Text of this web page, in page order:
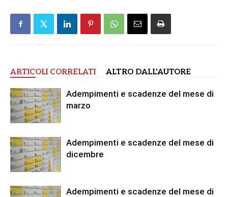
ARTICOLI CORRELATI ALTRO DALL'AUTORE
Adempimenti e scadenze del mese di
marzo
Adempimenti e scadenze del mese di
dicembre
Adempimenti e scadenze del mese di